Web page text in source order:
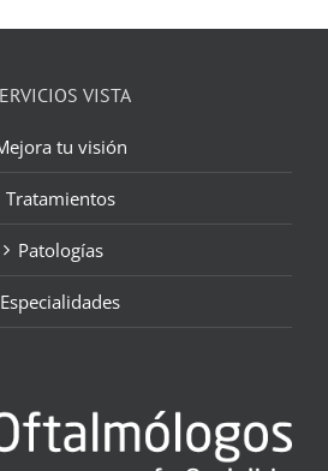
VISTA
tu visión
Tratamientos
Patologías
Especialidades